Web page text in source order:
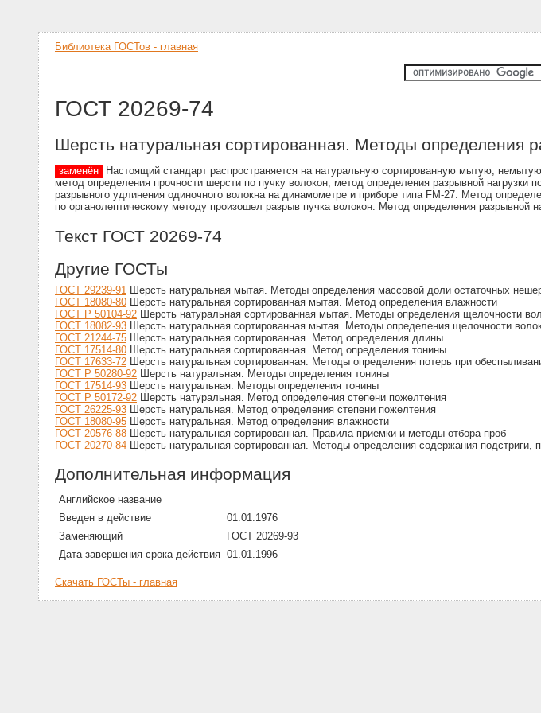
Библиотека ГОСТов - главная
ГОСТ 20269-74
Шерсть натуральная сортированная. Методы определения
заменён
Настоящий стандарт распространяется на натуральную сортированную мытую,
метод определения прочности шерсти по пучку волокон, метод определения разрывной
разрывного удлинения одиночного волокна на динамометре и приборе типа FM-27. Метод
по органолептическому методу произошел разрыв пучка волокон. Метод определения разрывной
Текст ГОСТ 20269-74
Другие ГОСТы
ГОСТ 29239-91 Шерсть натуральная мытая. Методы определения массовой доли остаточных
ГОСТ 18080-80 Шерсть натуральная сортированная мытая. Метод определения влажности
ГОСТ Р 50104-92 Шерсть натуральная сортированная мытая. Методы определения щелочности
ГОСТ 18082-93 Шерсть натуральная сортированная мытая. Методы определения щелочности
ГОСТ 21244-75 Шерсть натуральная сортированная. Метод определения длины
ГОСТ 17514-80 Шерсть натуральная сортированная. Метод определения тонины
ГОСТ 17633-72 Шерсть натуральная сортированная. Методы определения потерь при
ГОСТ Р 50280-92 Шерсть натуральная. Методы определения тонины
ГОСТ 17514-93 Шерсть натуральная. Методы определения тонины
ГОСТ Р 50172-92 Шерсть натуральная. Метод определения степени пожелтения
ГОСТ 26225-93 Шерсть натуральная. Метод определения степени пожелтения
ГОСТ 18080-95 Шерсть натуральная. Метод определения влажности
ГОСТ 20576-88 Шерсть натуральная сортированная. Правила приемки и методы отбора проб
ГОСТ 20270-84 Шерсть натуральная сортированная. Методы определения содержания подстриги,
Дополнительная информация
Английское название
Введен в действие
01.01.1976
Заменяющий
ГОСТ 20269-93
Дата завершения срока действия 01.01.1996
Скачать ГОСТы - главная